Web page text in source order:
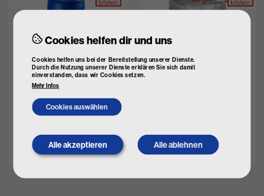
FEBI BILSTEIN
Harnstofflösung
Art. Nr.
171337
inkl. MwSt.
nicht lagernd
€ 1.867,01inkl. MwSt.
nicht lagernd
Cookies helfen dir und uns
Cookies helfen uns bei der Bereitstellung unserer Dienste.
Durch die Nutzung unserer Dienste erklären Sie sich damit
einverstanden, dass wir Cookies setzen.
Mehr Infos
Cookies auswählen
Alle akzeptieren
Withdraw
consent
Alle ablehnen